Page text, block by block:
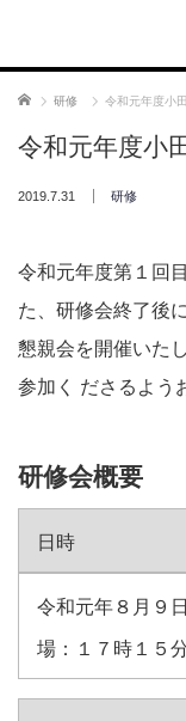
ホーム 研修 令和元年度小
令和元年度小
2019.7.31 研修
令和元年度第１回
た、研修会終了後
懇親会を開催いた
参加く ださるよう
研修会概要
日時
令和元年８月９
場：１７時１５